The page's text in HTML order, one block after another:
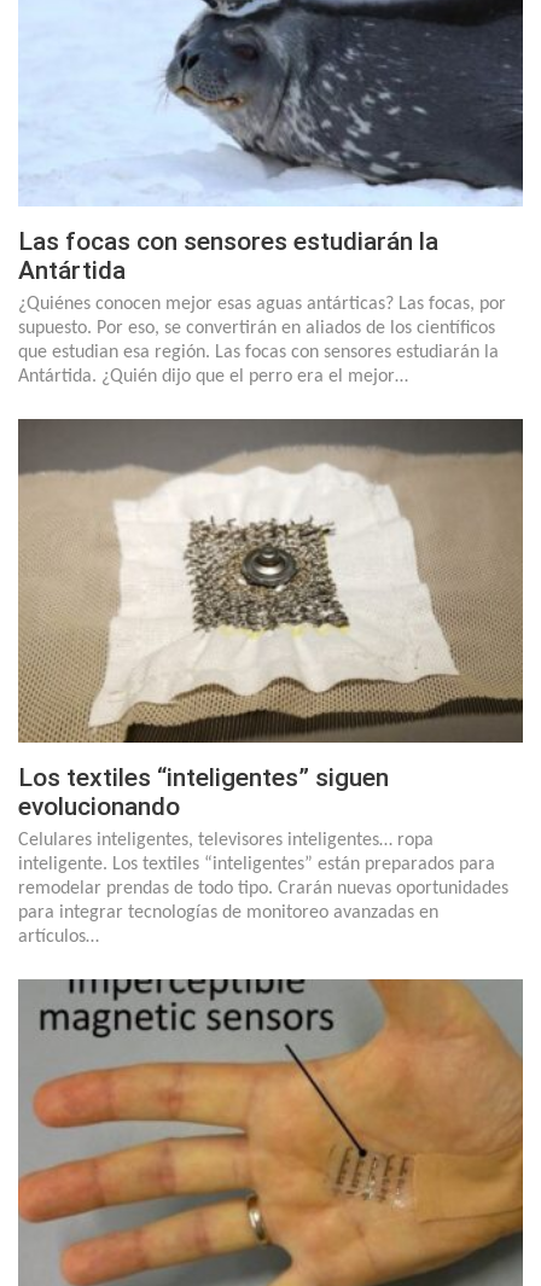
Las focas con sensores estudiarán la
Antártida
¿Quiénes conocen mejor esas aguas antárticas? Las focas, por
supuesto. Por eso, se convertirán en aliados de los científicos
que estudian esa región. Las focas con sensores estudiarán la
Antártida. ¿Quién dijo que el perro era el mejor…
Los textiles “inteligentes” siguen
evolucionando
Celulares inteligentes, televisores inteligentes… ropa
inteligente. Los textiles “inteligentes” están preparados para
remodelar prendas de todo tipo. Crarán nuevas oportunidades
para integrar tecnologías de monitoreo avanzadas en
artículos…